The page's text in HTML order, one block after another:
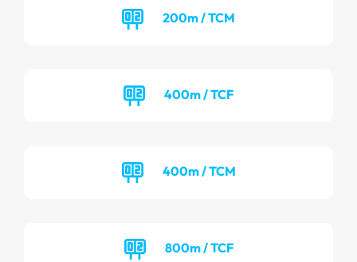
200m / TCM
400m / TCF
400m / TCM
800m / TCF